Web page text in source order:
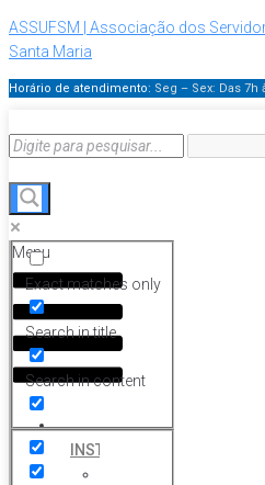
ASSUFSM | Associação dos
Santa Maria
Horário de atendimento: Seg – Sex: Das
Exact matches only
Search in title
Search in content
Menu
HOME
INSTITUCIONAL